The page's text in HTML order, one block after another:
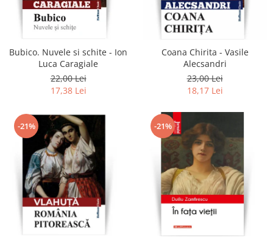
Bubico. Nuvele si schite - Ion
Luca Caragiale
22,00 Lei
17,38 Lei
Coana Chirita - Vasile
Alecsandri
23,00 Lei
18,17 Lei
-21% -21%